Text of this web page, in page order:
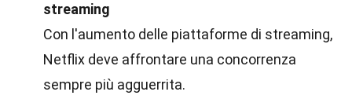
streaming
Con l'aumento delle piattaforme di streaming,
Netflix deve affrontare una concorrenza
sempre più agguerrita.